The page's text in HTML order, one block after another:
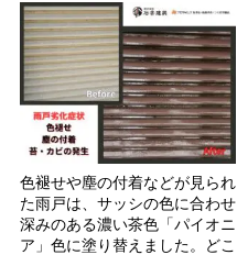
色褪せや塵の付着などが見られ
た雨戸は、サッシの色に合わせ
深みのある濃い茶色「パイオニ
ア」色に塗り替えました。どこ